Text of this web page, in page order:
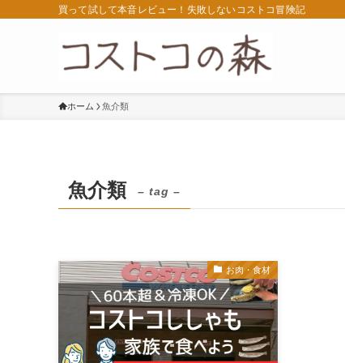
買って試して本音レビュー！失敗しないコストコ冒険記
ホーム 魚介類
魚介類 – tag –
お肉・食材